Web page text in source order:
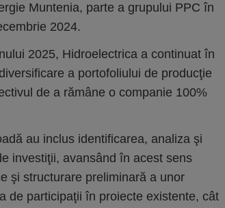
Muntenia, parte a grupului PPC în
2024.
2025, Hidroelectrica a continuat în
a portofoliului de producţie
de a rămâne o companie 100%
au inclus identificarea, analiza şi
investiţii, avansând în acest sens
şi structurare preliminară a unor
de participaţii în proiecte existente, cât